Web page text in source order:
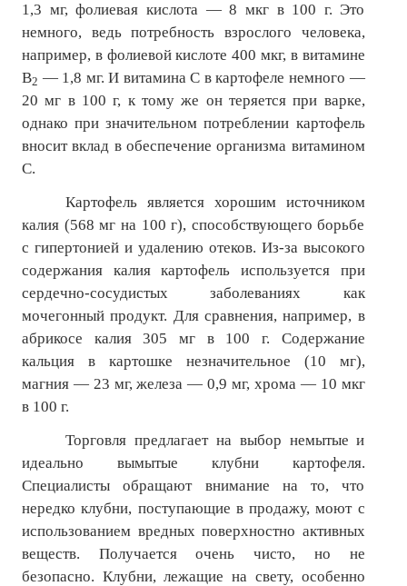
№ 5
№ 6
№ 8
КНИГИ
Список наших книг
Страница поиска
Е. Богатырев «Повесть об олимпийском характере»
В. Щагин «Мяч и время»
ПОДПИСКА
Наложенный платеж
Подписка 2026
Подписка онлайн на печатную версию
ТАКОВА СПОРТИВНАЯ ЖИЗНЬ
1,3 мг, фолиевая кислота — 8 мкг в 100 г. Это
немного, ведь потребность взрослого человека,
например, в фолиевой кислоте 400 мкг, в витамине
В2 — 1,8 мг. И витамина С в картофеле немного —
20 мг в 100 г, к тому же он теряется при варке,
однако при значительном потреблении картофель
вносит вклад в обеспечение организма витамином
С.
Картофель является хорошим источником
калия (568 мг на 100 г), способствующего борьбе
с гипертонией и удалению отеков. Из-за высокого
содержания калия картофель используется при
сердечно-сосудистых заболеваниях как
мочегонный продукт. Для сравнения, например, в
абрикосе калия 305 мг в 100 г. Содержание
кальция в картошке незначительное (10 мг),
магния — 23 мг, железа — 0,9 мг, хрома — 10 мкг
в 100 г.
Торговля предлагает на выбор немытые и
идеально вымытые клубни картофеля.
Специалисты обращают внимание на то, что
нередко клубни, поступающие в продажу, моют с
использованием вредных поверхностно активных
веществ. Получается очень чисто, но не
безопасно. Клубни, лежащие на свету, особенно